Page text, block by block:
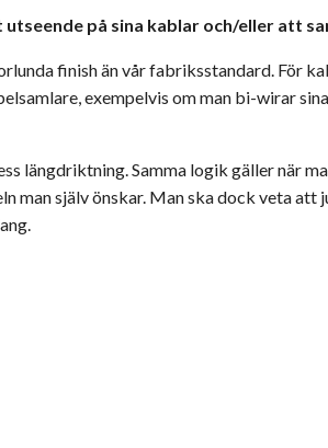
på sina kablar och/eller att
finish än vår fabriksstandard. För
exempelvis om man bi-wirar
längdriktning. Samma logik gäller när
man själv önskar. Man ska dock veta att